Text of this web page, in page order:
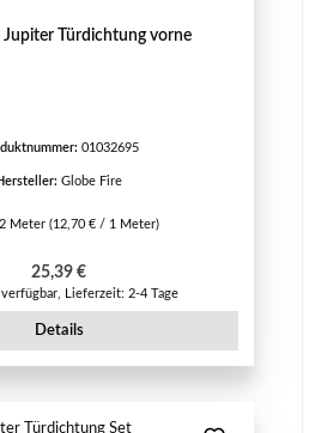
Jupiter Türdichtung vorne
01032695
Globe Fire
2 Meter (12,70 € / 1 Meter)
Regulärer Preis:
25,39 €
Lieferzeit: 2-4 Tage
Details